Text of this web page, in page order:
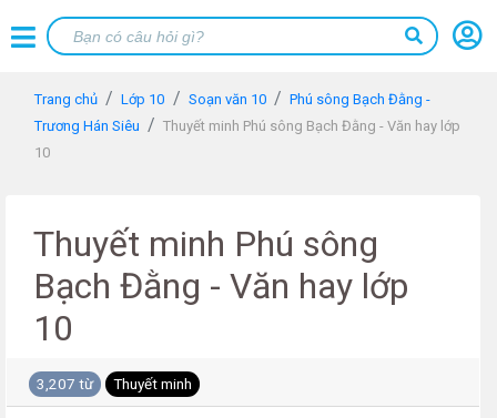
Trang chủ Lớp 10 Soạn văn 10
Phú sông Bạch Đằng -
Trương Hán Siêu
Thuyết minh Phú sông Bạch Đằng - Văn hay lớp
10
Thuyết minh Phú sông
Bạch Đằng - Văn hay lớp
10
3,207 từ Thuyết minh